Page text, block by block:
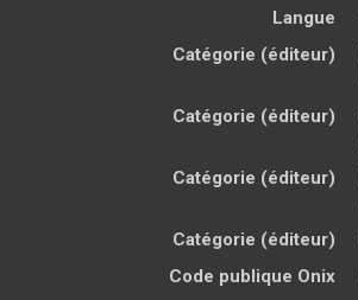
Langue
Catégorie (éditeur)
Catégorie (éditeur)
Catégorie (éditeur)
Catégorie (éditeur)
Code publique Onix